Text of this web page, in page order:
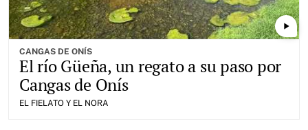
play_arrow
CANGAS DE ONÍS
El río Güeña, un regato a su paso por
Cangas de Onís
EL FIELATO Y EL NORA